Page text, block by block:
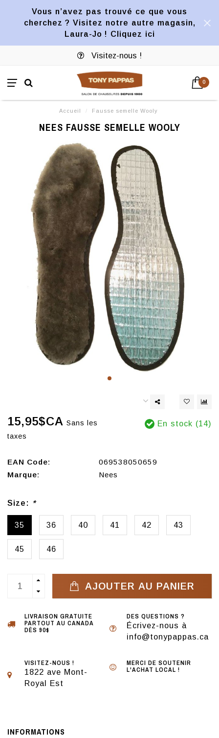
Vous n’avez pas trouvé ce que vous
cherchez ? Visitez notre autre magasin,
Laura-Jo ! Cliquez ici
Visitez-nous !
0
Accueil / Fausse semelle Wooly
NEES FAUSSE SEMELLE WOOLY
15,95$CA Sans les
taxes
En stock (14)
EAN Code:
069538050659
Marque:
Nees
Size: *
35 36 40 41 42 43
45 46
AJOUTER AU PANIER
LIVRAISON GRATUITE
PARTOUT AU CANADA
DÈS 90$
DES QUESTIONS ?
Écrivez-nous à
info@tonypappas.ca
VISITEZ-NOUS !
1822 ave Mont-
Royal Est
MERCI DE SOUTENIR
L'ACHAT LOCAL !
INFORMATIONS